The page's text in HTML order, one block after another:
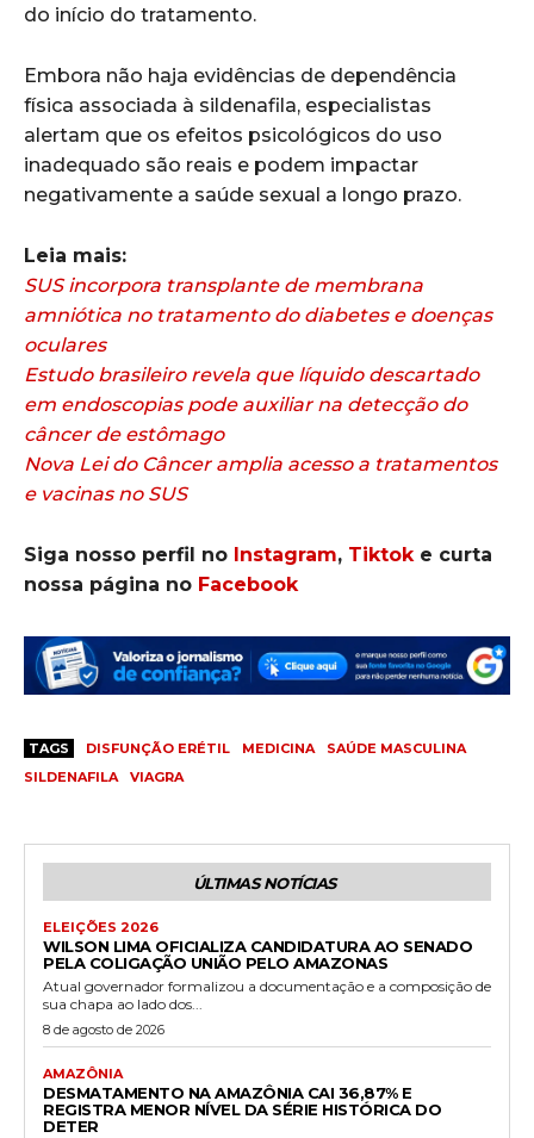
do início do tratamento.
Embora não haja evidências de dependência
física associada à sildenafila, especialistas
alertam que os efeitos psicológicos do uso
inadequado são reais e podem impactar
negativamente a saúde sexual a longo prazo.
Leia mais:
SUS incorpora transplante de membrana
amniótica no tratamento do diabetes e doenças
oculares
Estudo brasileiro revela que líquido descartado
em endoscopias pode auxiliar na detecção do
câncer de estômago
Nova Lei do Câncer amplia acesso a tratamentos
e vacinas no SUS
Siga nosso perfil no Instagram, Tiktoke curta
nossa página no Facebook
TAGS DISFUNÇÃO ERÉTIL MEDICINA
SAÚDE MASCULINA
SILDENAFILA
VIAGRA
ÚLTIMAS NOTÍCIAS
ELEIÇÕES 2026
WILSON LIMA OFICIALIZA CANDIDATURA AO SENADO
PELA COLIGAÇÃO UNIÃO PELO AMAZONAS
Atual governador formalizou a documentação e a composição de
sua chapa ao lado dos...
8 de agosto de 2026
AMAZÔNIA
DESMATAMENTO NA AMAZÔNIA CAI 36,87% E
REGISTRA MENOR NÍVEL DA SÉRIE HISTÓRICA DO
DETER